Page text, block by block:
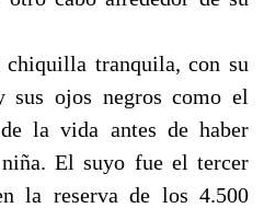
chiquilla tranquila, con su
ojos negros como el
la vida antes de haber
El suyo fue el tercer
la reserva de los 4.500